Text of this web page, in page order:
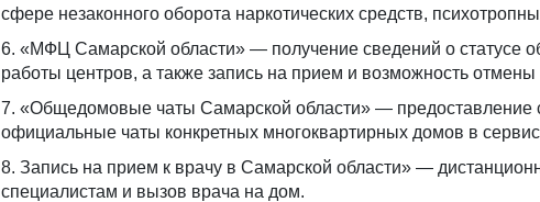
сфере незаконного оборота наркотических средств,
6. «МФЦ Самарской области» — получение сведений о статусе
работы центров, а также запись на прием и возможность отмены
7. «Общедомовые чаты Самарской области» — предоставление
официальные чаты конкретных многоквартирных домов в
8. Запись на прием к врачу в Самарской области» —
специалистам и вызов врача на дом.